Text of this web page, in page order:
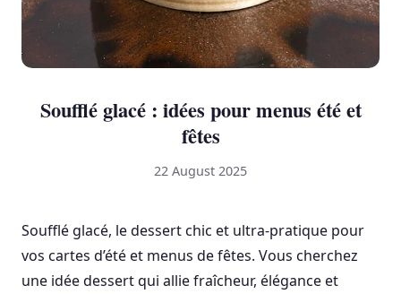
Soufflé glacé : idées pour menus été et
fêtes
22 August 2025
Soufflé glacé, le dessert chic et ultra-pratique pour
vos cartes d’été et menus de fêtes. Vous cherchez
une idée dessert qui allie fraîcheur, élégance et